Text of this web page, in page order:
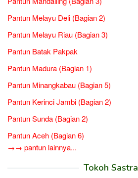
Pantun Melayu Deli (Bagian 2)
Pantun Melayu Riau (Bagian 3)
Pantun Batak Pakpak
Pantun Madura (Bagian 1)
Pantun Minangkabau (Bagian 5)
Pantun Kerinci Jambi (Bagian 2)
Pantun Sunda (Bagian 2)
Pantun Aceh (Bagian 6)
→→ pantun lainnya...
Tokoh Sastra